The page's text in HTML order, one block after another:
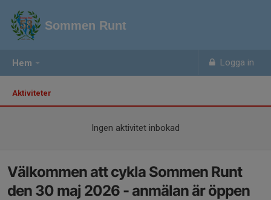
Hem Logga in
Sommen Runt
Aktiviteter
Ingen aktivitet inbokad
Välkommen att cykla Sommen Runt
den 30 maj 2026 - anmälan är öppen